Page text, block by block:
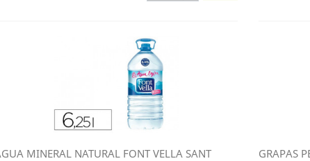
MINERAL NATURAL FONT VELLA SANT
GRAPAS